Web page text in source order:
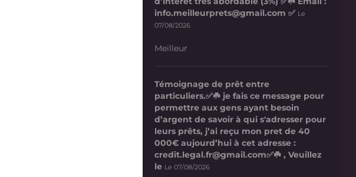
info.meilleurprets@gmail.com ✅ Le
07/08/2026
Meilleur
Témoignage de prêt entre
particuliers.✅☘️ je fais ce message pour
permettre aux gens ayant besoin
d’argent de savoir à qui s'adresser pour
leurs prêts, j’ai reçu mon pret de 40
000€ aujourd’hui à cet adresse :
credit.legal.fr@gmail.com✅☘️ , Veuillez
le Le 07/08/2026